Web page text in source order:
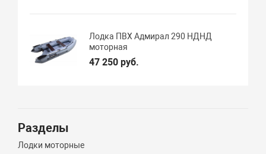
Лодка ПВХ Адмирал 290 НДНД
моторная
47 250 руб.
Разделы
Лодки моторные